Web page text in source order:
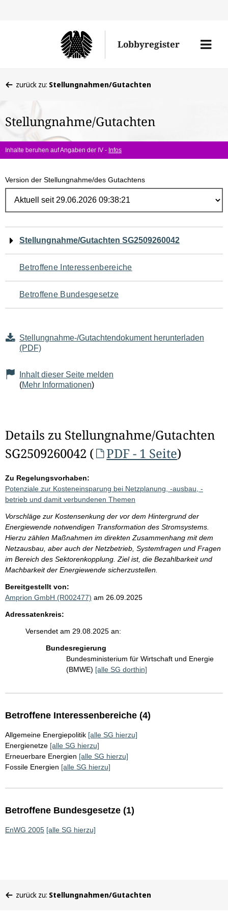
Lobbyregister
Menü
befinden
hier:
zurück zu: Stellungnahmen/Gutachten
Stellungnahme/Gutachten
Inhalte beruhen auf Angaben der IV - Infos
Version der Stellungnahme/des Gutachtens
Navigation
für
den
Seiteninhalt
Stellungnahme/Gutachten SG2509260042
Betroffene Interessenbereiche
Betroffene Bundesgesetze
Stellungnahme-/Gutachtendokument herunterladen
(PDF)
Inhalt dieser Seite melden
(Mehr Informationen)
Details zu Stellungnahme/Gutachten
SG2509260042 (
PDF - 1 Seite)
Zu Regelungsvorhaben:
Potenziale zur Kosteneinsparung bei Netzplanung, -ausbau, -
betrieb und damit verbundenen Themen
Vorschläge zur Kostensenkung der vor dem Hintergrund der
Energiewende notwendigen Transformation des Stromsystems.
Hierzu zählen Maßnahmen im direkten Zusammenhang mit dem
Netzausbau, aber auch der Netzbetrieb, Systemfragen und Fragen
im Bereich des Sektorenkopplung. Ziel ist, die Bezahlbarkeit und
Machbarkeit der Energiewende sicherzustellen.
Bereitgestellt von:
Amprion GmbH (R002477) am 26.09.2025
Adressatenkreis:
Versendet am 29.08.2025 an:
Bundesregierung
Bundesministerium für Wirtschaft und Energie
(BMWE) [alle SG dorthin]
Betroffene Interessenbereiche (4)
Allgemeine Energiepolitik [alle SG hierzu]
Energienetze [alle SG hierzu]
Erneuerbare Energien [alle SG hierzu]
Fossile Energien [alle SG hierzu]
Betroffene Bundesgesetze (1)
EnWG 2005 [alle SG hierzu]
befinden
zurück zu: Stellungnahmen/Gutachten